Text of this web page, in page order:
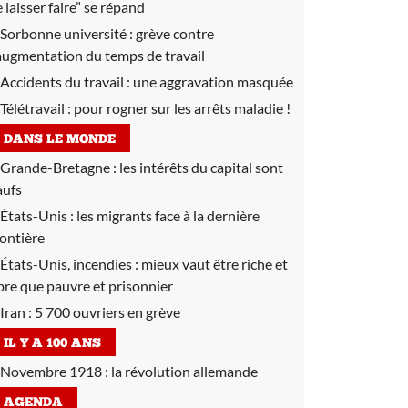
laisser faire” se répand
Sorbonne université : grève contre
du temps de travail
Accidents du travail : une aggravation masquée
Télétravail : pour rogner sur les arrêts maladie !
DANS LE MONDE
Grande-Bretagne : les intérêts du capital sont
États-Unis : les migrants face à la dernière
États-Unis, incendies : mieux vaut être riche et
que pauvre et prisonnier
Iran : 5 700 ouvriers en grève
IL Y A 100 ANS
Novembre 1918 : la révolution allemande
AGENDA